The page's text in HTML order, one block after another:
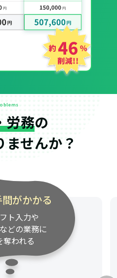
労務の
ませんか？
の連絡が遅い
・質問への対応が
業のスピード感に
てきてくれない